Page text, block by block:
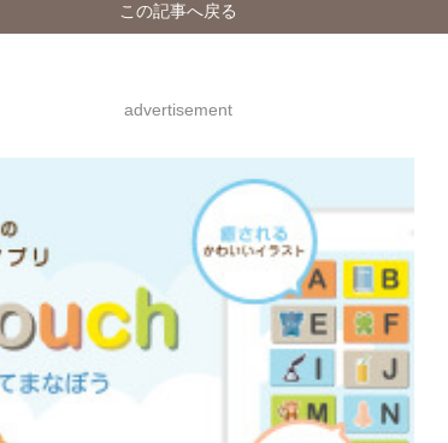
この記事へ戻る
advertisement